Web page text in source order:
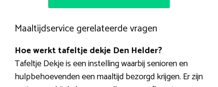
Maaltijdservice gerelateerde vragen
Hoe werkt tafeltje dekje Den Helder?
Tafeltje Dekje is een instelling waarbij senioren en
hulpbehoevenden een maaltijd bezorgd krijgen. Er zijn